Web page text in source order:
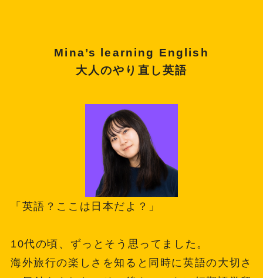
Mina’s learning English
大人のやり直し英語
「英語？ここは日本だよ？」
10代の頃、ずっとそう思ってました。
海外旅行の楽しさを知ると同時に英語の大切さ